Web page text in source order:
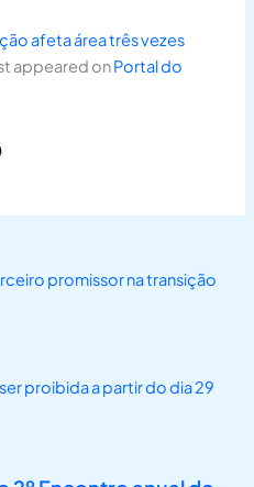
afeta área três vezes
appeared onPortal do
promissor na transição
proibida a partir do dia 29